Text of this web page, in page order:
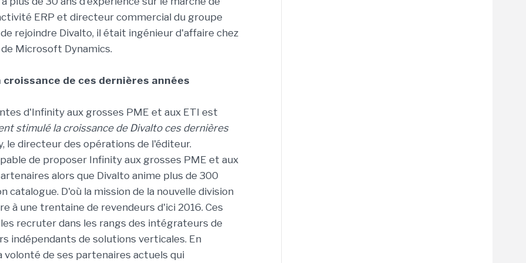
ERP et directeur commercial du groupe
rejoindre Divalto, il était ingénieur d'affaire chez
Microsoft Dynamics.
de ces dernières années
d'Infinity aux grosses PME et aux ETI est
stimulé la croissance de Divalto ces dernières
le directeur des opérations de l'éditeur.
de proposer Infinity aux grosses PME et aux
alors que Divalto anime plus de 300
catalogue. D'où la mission de la nouvelle division
à une trentaine de revendeurs d'ici 2016. Ces
recruter dans les rangs des intégrateurs de
indépendants de solutions verticales. En
volonté de ses partenaires actuels qui